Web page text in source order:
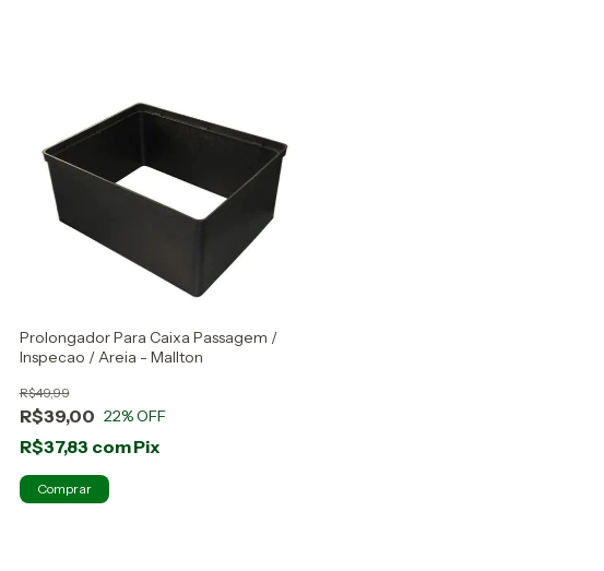
Prolongador Para Caixa Passagem /
Inspecao / Areia - Mallton
R$39,00
R$49,99
22% OFF
R$37,83 comPix